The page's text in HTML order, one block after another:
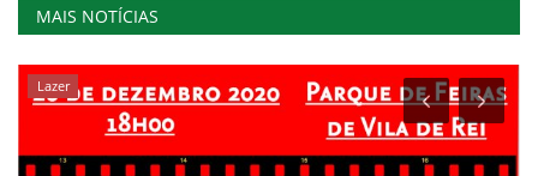
MAIS NOTÍCIAS
Lazer